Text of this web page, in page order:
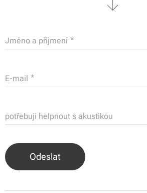
Jméno a příjmení
E-mail
potřebuji helpnout s akustikou
Odeslat